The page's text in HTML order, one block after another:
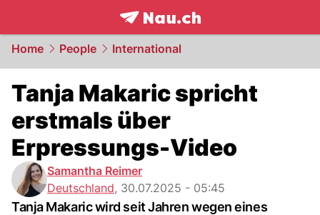
frontpage.NAU.ch
Home People International
Tanja Makaric spricht
erstmals über
Erpressungs-Video
Samantha Reimer
Deutschland, 30.07.2025 - 05:45
Tanja Makaric wird seit Jahren wegen eines